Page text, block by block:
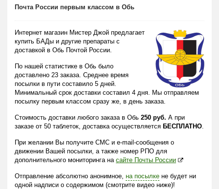
Почта России первым классом в Обь
Интернет магазин Мистер Джой предлагает
купить БАДы и другие препараты с
доставкой в Обь Почтой России.
По нашей статистике в Обь было
доставлено 23 заказа. Среднее время
посылки в пути составило 5 дней.
Минимальный срок доставки составил 4 дня. Мы отправляем
посылку первым классом сразу же, в день заказа.
Стоимость доставки любого заказа в Обь 250 руб. А при
заказе от 50 таблеток, доставка осуществляется БЕСПЛАТНО.
При желании Вы получите СМС и e-mail-сообщения о
движении Вашей посылки, а также номер РПО для
дополнительного мониторинга на сайте Почты России
Отправление абсолютно анонимное, на посылке не будет ни
одной надписи о содержимом (смотрите видео ниже)!